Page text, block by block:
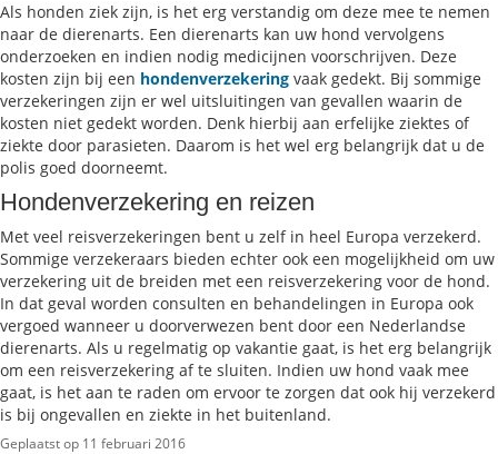
Als honden ziek zijn, is het erg verstandig om deze mee te nemen
naar de dierenarts. Een dierenarts kan uw hond vervolgens
onderzoeken en indien nodig medicijnen voorschrijven. Deze
kosten zijn bij een hondenverzekering vaak gedekt. Bij sommige
verzekeringen zijn er wel uitsluitingen van gevallen waarin de
kosten niet gedekt worden. Denk hierbij aan erfelijke ziektes of
ziekte door parasieten. Daarom is het wel erg belangrijk dat u de
polis goed doorneemt.
Hondenverzekering en reizen
Met veel reisverzekeringen bent u zelf in heel Europa verzekerd.
Sommige verzekeraars bieden echter ook een mogelijkheid om uw
verzekering uit de breiden met een reisverzekering voor de hond.
In dat geval worden consulten en behandelingen in Europa ook
vergoed wanneer u doorverwezen bent door een Nederlandse
dierenarts. Als u regelmatig op vakantie gaat, is het erg belangrijk
om een reisverzekering af te sluiten. Indien uw hond vaak mee
gaat, is het aan te raden om ervoor te zorgen dat ook hij verzekerd
is bij ongevallen en ziekte in het buitenland.
Geplaatst op 11 februari 2016